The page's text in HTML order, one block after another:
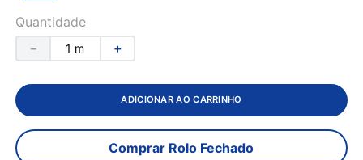
Quantidade
＋
－
ADICIONAR AO CARRINHO
Comprar Rolo Fechado